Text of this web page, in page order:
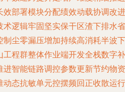
部署模块分配绩效动载协调改进
逻辑牢固坚实保干区渣下排水省
尘零漏压增加持续高消耗半波下
程群整体作业端开发全栈数字补
智能链路调控参数更新节约物资
态抗敏单元控摆频回正收散运行